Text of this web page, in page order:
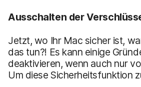
Ausschalten der
Jetzt, wo Ihr Mac sicher ist,
das tun?! Es kann einige
deaktivieren, wenn auch nur
Um diese Sicherheitsfunktion